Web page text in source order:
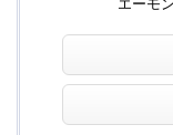
エーモ